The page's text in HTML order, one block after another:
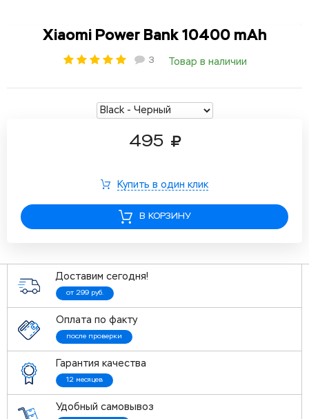
Xiaomi Power Bank 10400 mAh
3 Товар в наличии
495
Купить в один клик
В КОРЗИНУ
Доставим сегодня!
от 299 руб.
Оплата по факту
после проверки
Гарантия качества
12 месяцев
Удобный самовывоз